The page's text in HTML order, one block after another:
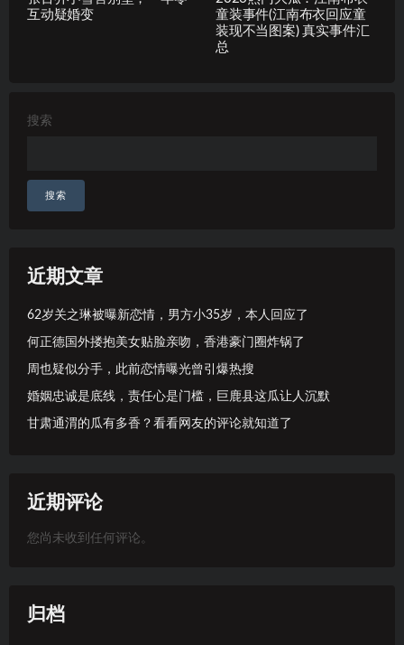
互动疑婚变
童装事件(江南布衣回应童
装现不当图案) 真实事件汇
总
搜索
搜索
近期文章
62岁关之琳被曝新恋情，男方小35岁，本人回应了
何正德国外搂抱美女贴脸亲吻，香港豪门圈炸锅了
周也疑似分手，此前恋情曝光曾引爆热搜
婚姻忠诚是底线，责任心是门槛，巨鹿县这瓜让人沉默
甘肃通渭的瓜有多香？看看网友的评论就知道了
近期评论
您尚未收到任何评论。
归档